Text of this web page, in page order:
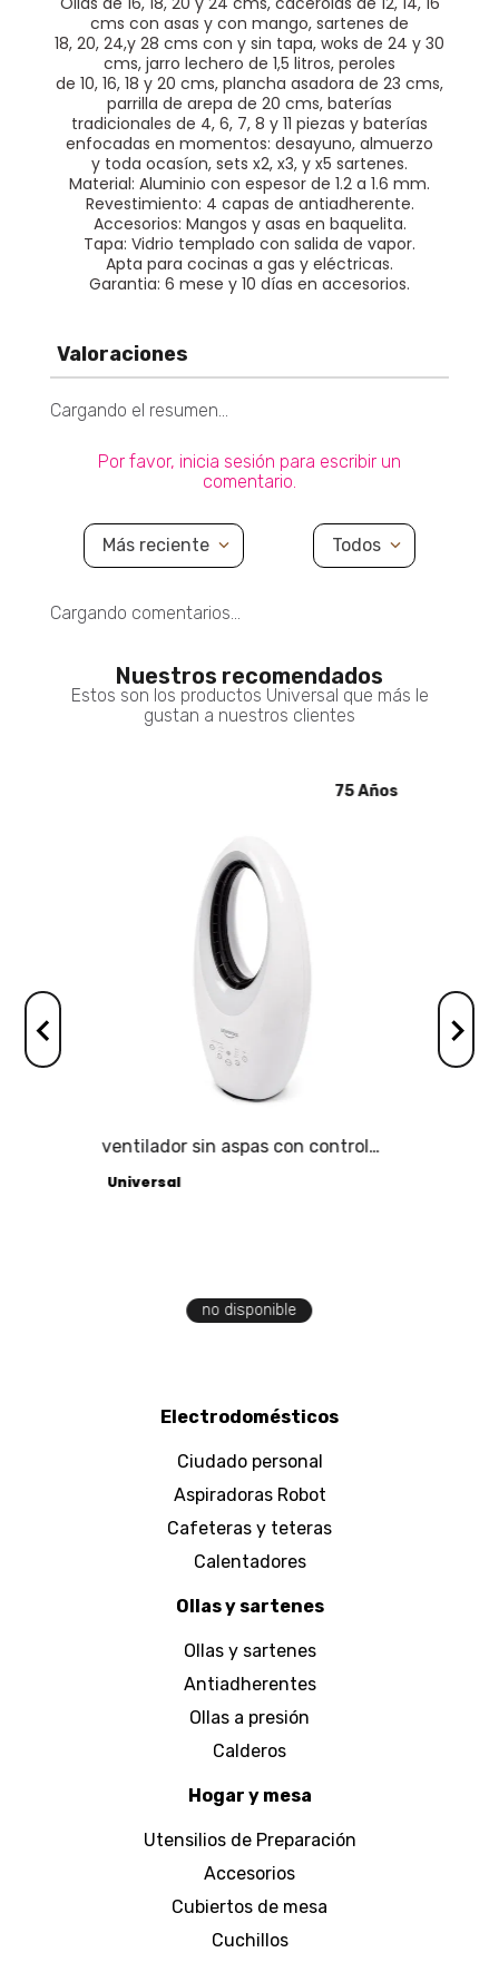
cms con asas y con mango, sartenes de
18, 20, 24,y 28 cms con y sin tapa, woks de 24 y 30
cms, jarro lechero de 1,5 litros, peroles
de 10, 16, 18 y 20 cms, plancha asadora de 23 cms,
parrilla de arepa de 20 cms, baterías
tradicionales de 4, 6, 7, 8 y 11 piezas y baterías
enfocadas en momentos: desayuno, almuerzo
y toda ocasíon, sets x2, x3, y x5 sartenes.
Material: Aluminio con espesor de 1.2 a 1.6 mm.
Revestimiento: 4 capas de antiadherente.
Accesorios: Mangos y asas en baquelita.
Tapa: Vidrio templado con salida de vapor.
Apta para cocinas a gas y eléctricas.
Garantia: 6 mese y 10 días en accesorios.
Valoraciones
Cargando el resumen…
Por favor, inicia sesión para escribir un
comentario.
Más reciente Todos
Cargando comentarios…
Nuestros recomendados
Estos son los productos Universal que más le
gustan a nuestros clientes
75 Años
ventilador sin aspas con control
Universal
no disponible
Electrodomésticos
Ciudado personal
Aspiradoras Robot
Cafeteras y teteras
Calentadores
Ollas y sartenes
Ollas y sartenes
Antiadherentes
Ollas a presión
Calderos
Hogar y mesa
Utensilios de Preparación
Accesorios
Cubiertos de mesa
Cuchillos